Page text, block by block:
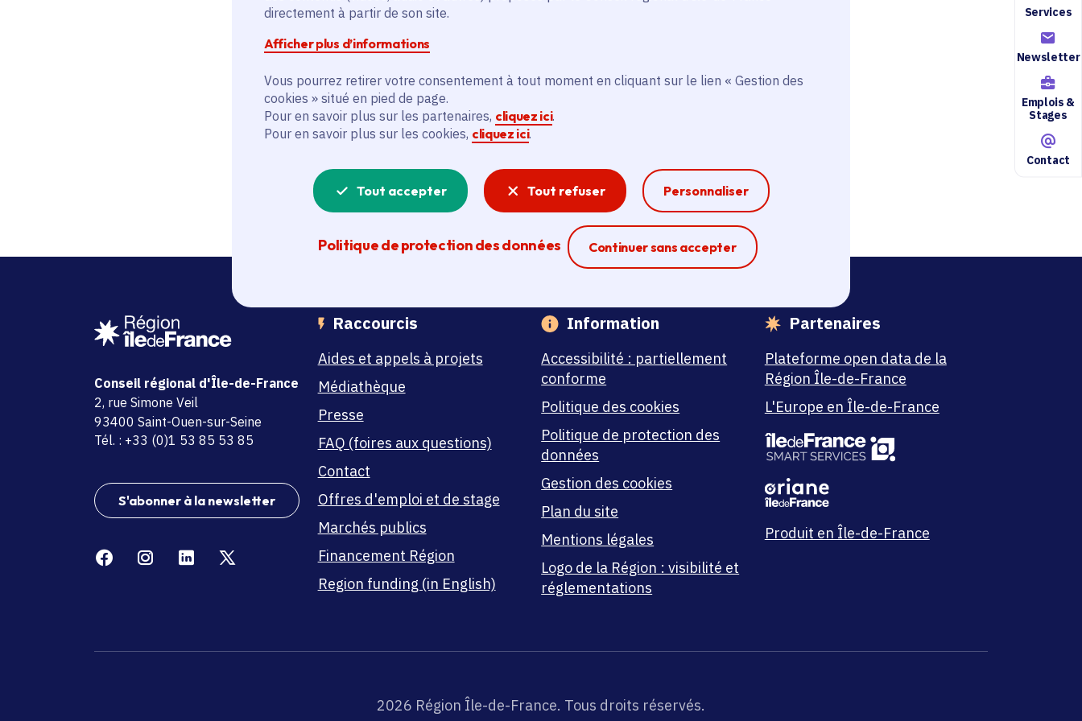
directement à partir de son site.
Afficher plus d’informations
Vous pourrez retirer votre consentement à tout moment en cliquant sur le lien « Gestion des
cookies » situé en pied de page.
Pour en savoir plus sur les partenaires, cliquez ici.
Pour en savoir plus sur les cookies, cliquez ici.
Tout accepter Tout refuser Personnaliser
Politique de protection des données Continuer sans accepter
Ferme la modale
Services
Newsletter
Emplois &
Stages
Contact
Conseil régional d'Île-de-France
adresse
2, rue Simone Veil
code postal et commune
93400 Saint-Ouen-sur-Seine
Tél. : +33 (0)1 53 85 53 85
S'abonner à la newsletter
FacebookInstagramLinkedin
Raccourcis
Aides et appels à projets
Médiathèque
Presse
FAQ (foires aux questions)
Contact
Offres d'emploi et de stage
Marchés publics
Financement Région
Region funding (in English)
Information
Accessibilité : partiellement
conforme
Politique des cookies
Politique de protection des
données
Gestion des cookies
Plan du site
Mentions légales
Logo de la Région : visibilité et
réglementations
Partenaires
Plateforme open data de la
Région Île-de-France
L'Europe en Île-de-France
Produit en Île-de-France
2026 Région Île-de-France. Tous droits réservés.